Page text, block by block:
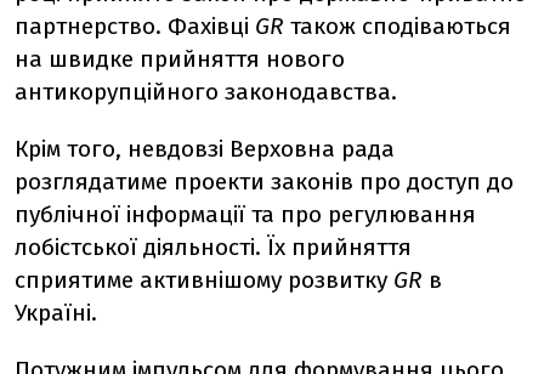
партнерство. Фахівці GR також сподіваються
на швидке прийняття нового
антикорупційного законодавства.
Крім того, невдовзі Верховна рада
розглядатиме проекти законів про доступ до
публічної інформації та про регулювання
лобістської діяльності. Їх прийняття
сприятиме активнішому розвитку GR в
Україні.